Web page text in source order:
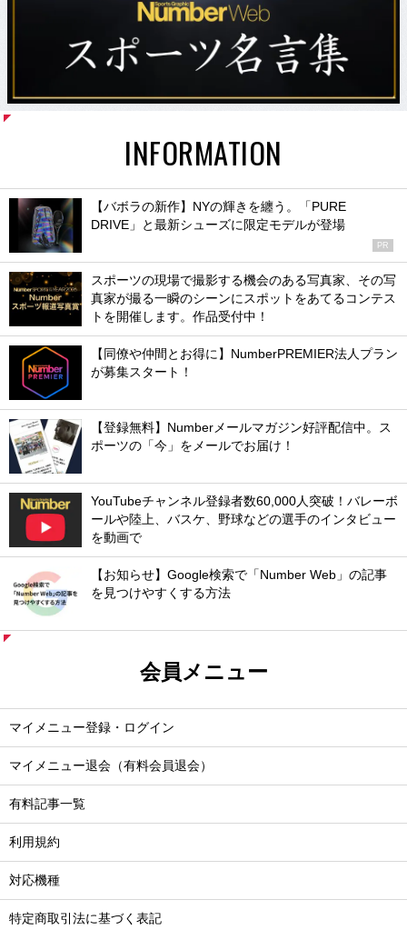
INFORMATION
【バボラの新作】NYの輝きを纏う。「PURE
DRIVE」と最新シューズに限定モデルが登場
PR
スポーツの現場で撮影する機会のある写真家、その写
真家が撮る一瞬のシーンにスポットをあてるコンテス
トを開催します。作品受付中！
【同僚や仲間とお得に】NumberPREMIER法人プラン
が募集スタート！
【登録無料】Numberメールマガジン好評配信中。ス
ポーツの「今」をメールでお届け！
YouTubeチャンネル登録者数60,000人突破！バレーボ
ールや陸上、バスケ、野球などの選手のインタビュー
を動画で
【お知らせ】Google検索で「Number Web」の記事
を見つけやすくする方法
会員メニュー
マイメニュー登録・ログイン
マイメニュー退会（有料会員退会）
有料記事一覧
利用規約
対応機種
特定商取引法に基づく表記